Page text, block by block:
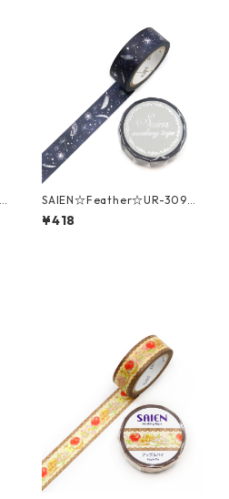
SAIEN☆Feather☆UR-3094
☆銀箔☆マスキングテープ
¥418